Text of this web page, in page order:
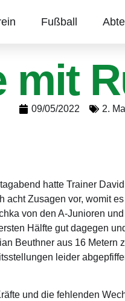
Fußball
mit
09/05/2022 2.
hatte Trainer
Zusagen vor, womit
von den A-Junioren
Hälfte gut dagegen
Beuthner aus 16
leider
und die fehlenden